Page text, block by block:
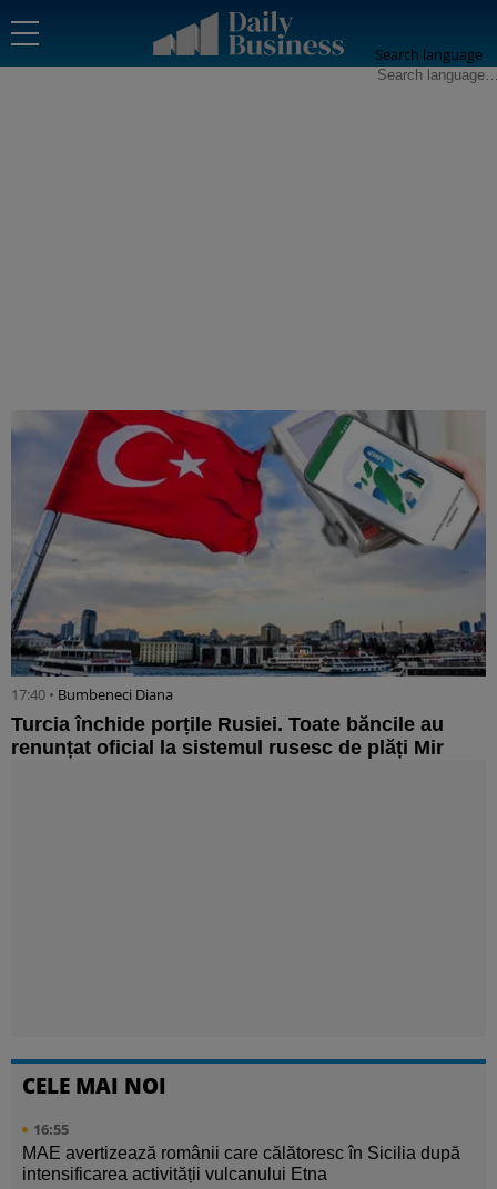
Search language
17:40 • Bumbeneci Diana
Turcia închide porțile Rusiei. Toate băncile au
renunțat oficial la sistemul rusesc de plăți Mir
CELE MAI NOI
16:55
MAE avertizează românii care călătoresc în Sicilia după
intensificarea activității vulcanului Etna